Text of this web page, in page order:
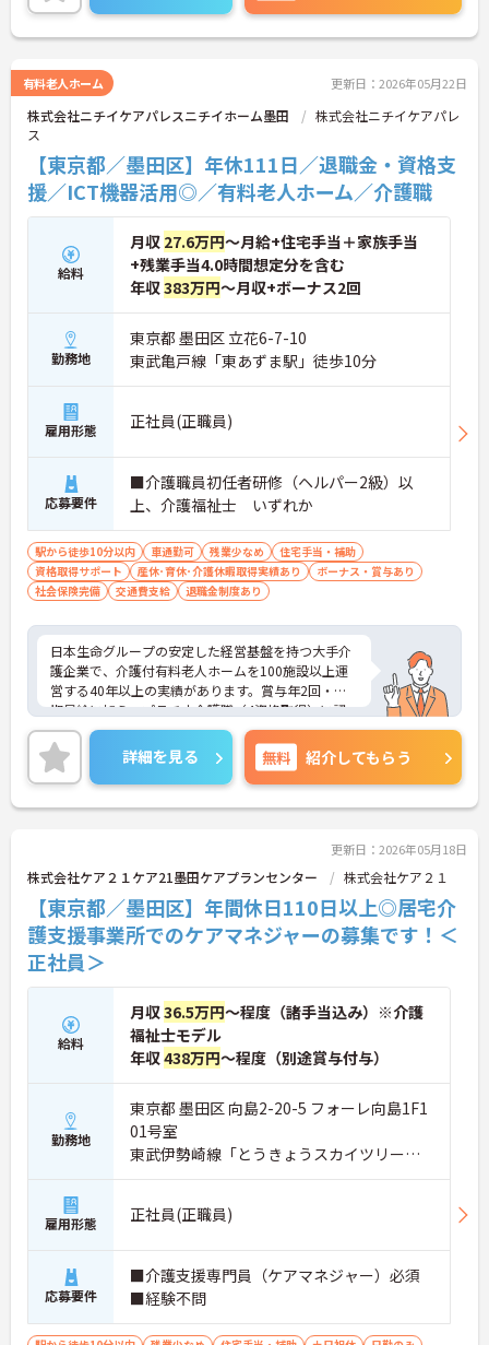
ご興味のある方は是非お気軽にお問い合わせくださ
い。
有料老人ホーム 更新日：2026年05月22日
株式会社ニチイケアパレスニチイホーム墨田
株式会社ニチイケアパレ
ス
【東京都／墨田区】年休111日／退職金・資格支
援／ICT機器活用◎／有料老人ホーム／介護職
給料
月収 27.6万円～月給+住宅手当＋家族手当
+残業手当4.0時間想定分を含む
年収383万円～月収+ボーナス2回
勤務地
東京都 墨田区 立花6-7-10
東武亀戸線「東あずま駅」徒歩10分
雇用形態 正社員(正職員)
応募要件
■介護職員初任者研修（ヘルパー2級）以
上、介護福祉士 いずれか
駅から徒歩10分以内 車通勤可 残業少なめ
住宅手当・補助
資格取得サポート
産休･育休･介護休暇取得実績あり
ボーナス・賞与あり
社会保険完備
交通費支給 退職金制度あり
日本生命グループの安定した経営基盤を持つ大手介
護企業で、介護付有料老人ホームを100施設以上運
営する40年以上の実績があります。賞与年2回・定
期昇給に加え、プラチナ介護職（4資格取得）に認
定されると月38,000円の手当が加算され、スキルが
収入に直結する仕組みが整っています。年間休日11
1日以上・残業月平均4.3時間と働きやすく、育休取
得率100%・育児短時間勤務（小学4年生まで）・有
給取得実績14日と、家庭との両立を長期的にサポー
時研修・技術向上研修など段階別の研修体制と資格
取得支援が整っており、介護福祉士国家試験対策講
座やケアマネ対策講座も自社開講しています。多職
種チームケアの中で専門性を高めながら、ケアマネ
ジャーや生活相談員へのキャリアアップも実現でき
る職場です。
★おすすめPOINT★
【日本生命グループの大手企業・成長ができる環境
です】
・日本生命グループを親会社に持つ大手介護企業
で、100施設以上を運営する安定した経営基盤があ
・介護福祉士を取得すると資格手当がプラスされ、
プラチナ介護職（4資格）に認定されると月38,000
円の手当が加算される仕組みが整っています
・介護福祉士国家試験対策講座・認知症ケア専門士
対策・ケアマネジャー対策など、資格取得支援講座
を自社開講しており、資格保有率99.8%の実績があ
ります
・賞与年2回・定期昇給、夜勤手当・家族手当・住
宅手当など各種手当が充実しています
・残業は月平均4.3時間と業界水準を大きく下回って
おり、有給休暇取得実績14日と休みも取りやすい環
詳細を見る 無料 紹介してもらう
更新日：2026年05月18日
株式会社ケア２１ケア21墨田ケアプランセンター 株式会社ケア２１
【東京都／墨田区】年間休日110日以上◎居宅介
護支援事業所でのケアマネジャーの募集です！＜
正社員＞
給料
月収36.5万円～程度（諸手当込み）※介護
福祉士モデル
年収438万円～程度（別途賞与付与）
勤務地
東京都 墨田区 向島2-20-5 フォーレ向島1F1
01号室
東武伊勢崎線「とうきょうスカイツリー
駅」徒歩10分
雇用形態 正社員(正職員)
応募要件
■介護支援専門員（ケアマネジャー）必須
■経験不問